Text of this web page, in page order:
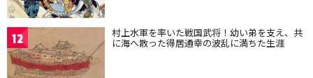
12 村上水軍を率いた戦国武将！幼い弟を支え、共
に海へ散った得居通幸の波乱に満ちた生涯